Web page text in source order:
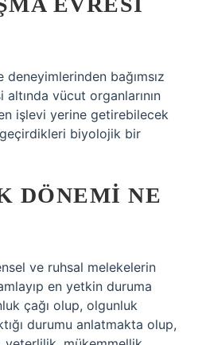
bağımsız
altında vücut organlarının
işlevi yerine getirebilecek
biyolojik bir
DÖNEMI NE
ve ruhsal melekelerin
en yetkin duruma
çağı olup, olgunluk
durumu anlatmakta olup,